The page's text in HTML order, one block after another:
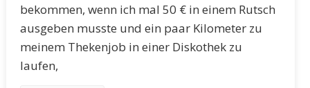
bekommen, wenn ich mal 50 € in einem Rutsch
ausgeben musste und ein paar Kilometer zu
meinem Thekenjob in einer Diskothek zu
laufen,